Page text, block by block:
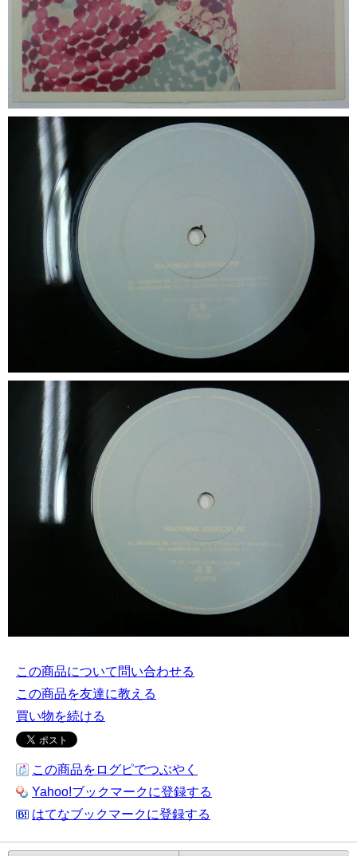
この商品について問い合わせる
この商品を友達に教える
買い物を続ける
この商品をログピでつぶやく
Yahoo!ブックマークに登録する
はてなブックマークに登録する